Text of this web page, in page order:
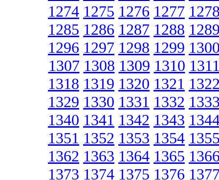
1274 1275 1276 1277
1285 1286 1287 1288
1296 1297 1298 1299
1307 1308 1309 1310
1318 1319 1320 1321
1329 1330 1331 1332
1340 1341 1342 1343
1351 1352 1353 1354
1362 1363 1364 1365
1373 1374 1375 1376